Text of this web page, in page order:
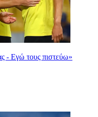
- Εγώ τους πιστεύω»